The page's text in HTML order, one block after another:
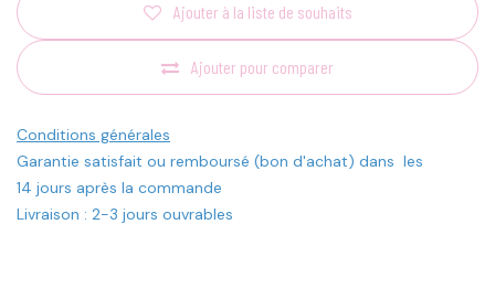
Ajouter pour comparer
Ajouter à la liste de souhaits
Conditions générales
Garantie satisfait ou remboursé (bon d'achat) dans les
14 jours après la commande
Livraison : 2-3 jours ouvrables